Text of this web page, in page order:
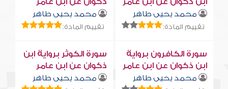
محمد يحيى طاهر
تقييم المادة:
محمد يحيى طاهر
تقييم المادة:
سورة الكافرون برواية
ابن ذكوان عن ابن عامر
محمد يحيى طاهر
سورة الكوثر برواية ابن
ذكوان عن ابن عامر
محمد يحيى طاهر